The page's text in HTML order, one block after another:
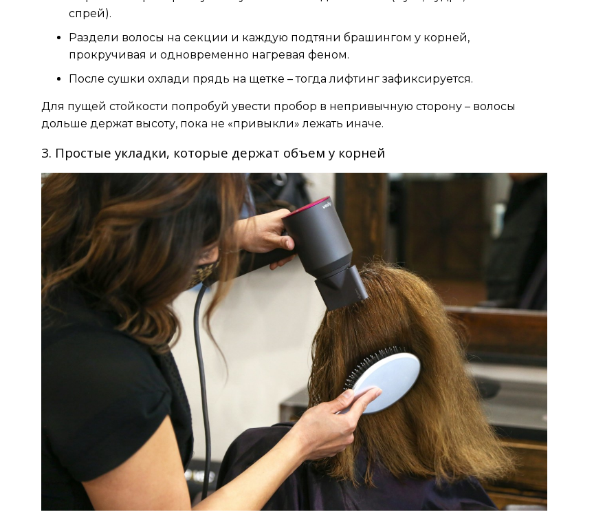
спрей).
Раздели волосы на секции и каждую подтяни брашингом у корней,
прокручивая и одновременно нагревая феном.
После сушки охлади прядь на щетке – тогда лифтинг зафиксируется.
Для пущей стойкости попробуй увести пробор в непривычную сторону – волосы
дольше держат высоту, пока не «привыкли» лежать иначе.
3. Простые укладки, которые держат объем у корней